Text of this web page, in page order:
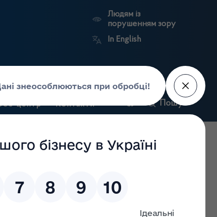
Людям із
порушенням зору
In English
центр Контакти Пошук
Ринковий
Державні
Антикорупційний
портал